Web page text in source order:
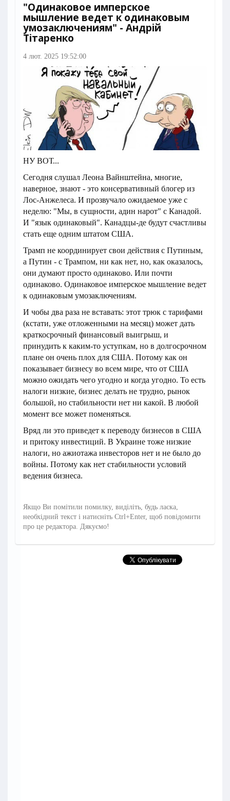
"Одинаковое имперское
мышление ведет к одинаковым
умозаключениям" - Андрій
Тітаренко
4 лют. 2025 19:52:00
НУ ВОТ...
Сегодня слушал Леона Вайнштейна, многие,
наверное, знают - это консервативный блогер из
Лос-Анжелеса. И прозвучало ожидаемое уже с
неделю: "Мы, в сущности, адин нарот" с Канадой.
И "язык одинаковый". Канадцы-де будут счастливы
стать еще одним штатом США.
Трамп не координирует свои действия с Путиным,
а Путин - с Трампом, ни как нет, но, как оказалось,
они думают просто одинаково. Или почти
одинаково. Одинаковое имперское мышление ведет
к одинаковым умозаключениям.
И чобы два раза не вставать: этот трюк с тарифами
(кстати, уже отложенными на месяц) может дать
краткосрочный финансовый выигрыш, и
принудить к каким-то уступкам, но в долгосрочном
плане он очень плох для США. Потому как он
показывает бизнесу во всем мире, что от США
можно ожидать чего угодно и когда угодно. То есть
налоги низкие, бизнес делать не трудно, рынок
большой, но стабильности нет ни какой. В любой
момент все может поменяться.
Вряд ли это приведет к переводу бизнесов в США
и притоку инвестиций. В Украине тоже низкие
налоги, но ажиотажа инвесторов нет и не было до
войны. Потому как нет стабильности условий
ведения бизнеса.
Якщо Ви помітили помилку, виділіть, будь ласка,
необхідний текст і натисніть Ctrl+Enter, щоб повідомити
про це редактора. Дякуємо!